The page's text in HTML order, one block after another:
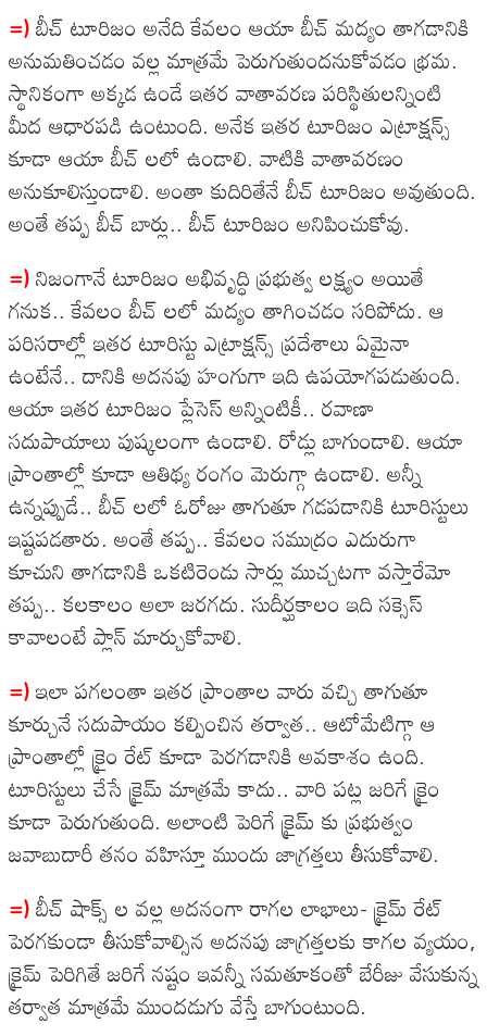
=)బీచ్ టూరిజం అనేది కేవలం ఆయా బీచ్ మద్యం తాగడానికి
అనుమతించడం వల్ల మాత్రమే పెరుగుతుందనుకోవడం భ్రమ.
స్థానికంగా అక్కడ ఉండే ఇతర వాతావరణ పరిస్థితులన్నింటి
మీద ఆధారపడి ఉంటుంది. అనేక ఇతర టూరిజం ఎట్రాక్షన్స్
కూడా ఆయా బీచ్ లలో ఉండాలి. వాటికి వాతావరణం
అనుకూలిస్తుండాలి. అంతా కుదిరితేనే బీచ్ టూరిజం అవుతుంది.
అంతే తప్ప బీచ్ బార్లు.. బీచ్ టూరిజం అనిపించుకోవు.
=)నిజంగానే టూరిజం అభివృద్ధి ప్రభుత్వ లక్ష్యం అయితే
గనుక.. కేవలం బీచ్ లలో మద్యం తాగించడం సరిపోదు. ఆ
పరిసరాల్లో ఇతర టూరిస్టు ఎట్రాక్షన్స్ ప్రదేశాలు ఏమైనా
ఉంటేనే.. దానికి అదనపు హంగుగా ఇది ఉపయోగపడుతుంది.
ఆయా ఇతర టూరిజం ప్లేసెస్ అన్నింటికీ.. రవాణా
సదుపాయాలు పుష్కలంగా ఉండాలి. రోడ్లు బాగుండాలి. ఆయా
ప్రాంతాల్లో కూడా ఆతిథ్య రంగం మెరుగ్గా ఉండాలి. అన్నీ
ఉన్నప్పుడే.. బీచ్ లలో ఓరోజు తాగుతూ గడపడానికి టూరిస్టులు
ఇష్టపడతారు. అంతే తప్ప.. కేవలం సముద్రం ఎదురుగా
కూచుని తాగడానికి ఒకటిరెండు సార్లు ముచ్చటగా వస్తారేమో
తప్ప.. కలకాలం అలా జరగదు. సుదీర్ఘకాలం ఇది సక్సెస్
కావాలంటే ప్లాన్ మార్చుకోవాలి.
=)ఇలా పగలంతా ఇతర ప్రాంతాల వారు వచ్చి తాగుతూ
కూర్చునే సదుపాయం కల్పించిన తర్వాత.. ఆటోమేటిగ్గా ఆ
ప్రాంతాల్లో క్రైం రేట్ కూడా పెరగడానికి అవకాశం ఉంది.
టూరిస్టులు చేసే క్రైమ్ మాత్రమే కాదు.. వారి పట్ల జరిగే క్రైం
కూడా పెరుగుతుంది. అలాంటి పెరిగే క్రైమ్ కు ప్రభుత్వం
జవాబుదారీ తనం వహిస్తూ ముందు జాగ్రత్తలు తీసుకోవాలి.
=)బీచ్ షాక్స్ ల వల్ల అదనంగా రాగల లాభాలు- క్రైమ్ రేట్
పెరగకుండా తీసుకోవాల్సిన అదనపు జాగ్రత్తలకు కాగల వ్యయం,
క్రైమ్ పెరిగితే జరిగే నష్టం ఇవన్నీ సమతూకంతో బేరీజు వేసుకున్న
తర్వాత మాత్రమే ముందడుగు వేస్తే బాగుంటుంది.